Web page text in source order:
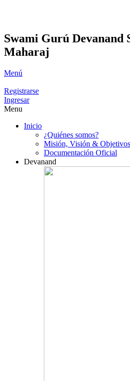
Swami Gurú Devanand
Maharaj
Menú
Registrarse
Ingresar
Menu
Inicio
¿Quiénes somos?
Misión, Visión & Objetivos
Documentación Oficial
Devanand